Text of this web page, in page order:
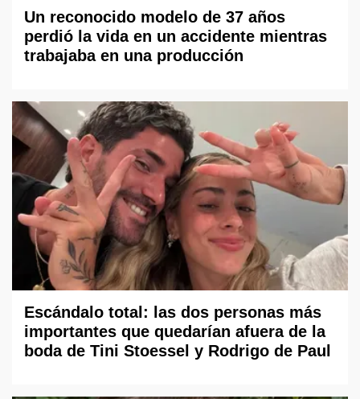
Un reconocido modelo de 37 años
perdió la vida en un accidente mientras
trabajaba en una producción
Escándalo total: las dos personas más
importantes que quedarían afuera de la
boda de Tini Stoessel y Rodrigo de Paul